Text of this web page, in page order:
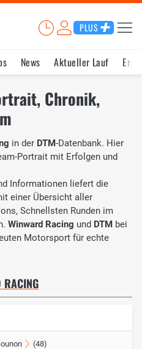
PLUS
News Aktueller Lauf
Chronik,
in der DTM-Datenbank. Hier
Portrait mit Erfolgen und
Informationen liefert die
einer Übersicht aller
Schnellsten Runden im
Winward Racing und DTM bei
Motorsport für echte
RACING
(48)